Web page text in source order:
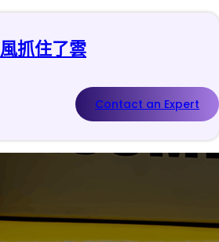
風抓住了雲
Contact an Expert